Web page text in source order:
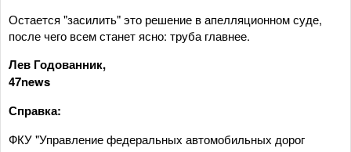
Остается "засилить" это решение в апелляционном суде,
после чего всем станет ясно: труба главнее.
Лев Годованник,
47news
Справка:
ФКУ "Управление федеральных автомобильных дорог